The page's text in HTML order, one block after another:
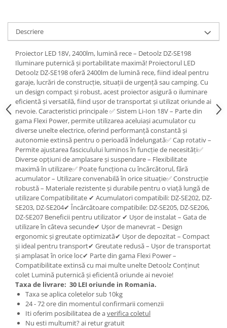
Incubatoare, oparitoare si
deplumatoare
Echipamente pentru animale
Aparate de tuns animale
Piese si accesorii aparate de tuns
animale
Tarcuri animale
Semanatori
Masini batut stalpi si accesorii
Roabe & accesorii
Casute gradina si cutii depozitare
Mobilier gradina
Corturi, Prelate si plase de
umbrire
Lopeti zapada
Zdrobitoare si teascuri
Teascuri
Zdrobitoare electrice
Zdrobitoare electrice & manuale
Zdrobitoare manuale
Masini de cusut si accesorii
Articole antidaunatori gradina
Descriere
Proiector LED 18V, 2400lm, lumină rece – Detoolz DZ-SE198
Iluminare puternică și portabilitate maximă! Proiectorul LED
Detoolz DZ-SE198 oferă 2400lm de lumină rece, fiind ideal pentru
garaje, lucrări de construcție, situații de urgență sau camping. Cu
un design compact și robust, acest proiector asigură o iluminare
eficientă și versatilă, fiind ușor de transportat și utilizat oriunde ai
nevoie. Caracteristici principale ✅ Sistem Li-Ion 18V – Parte din
gama Flexi Power, permite utilizarea aceluiași acumulator cu
diverse unelte electrice, oferind performanță constantă și
autonomie extinsă pentru o perioadă îndelungată✅ Cap rotativ –
Permite ajustarea fasciculului luminos în funcție de necesități✅
Diverse opțiuni de amplasare și suspendare – Flexibilitate
maximă în utilizare✅ Poate funcționa cu încărcătorul, fără
acumulator – Utilizare convenabilă în orice situație✅ Construcție
robustă – Materiale rezistente și durabile pentru o viață lungă de
utilizare Compatibilitate ✔ Acumulatori compatibili: DZ-SE202, DZ-
SE203, DZ-SE204✔ Încărcătoare compatibile: DZ-SE205, DZ-SE206,
DZ-SE207 Beneficii pentru utilizator ✔ Ușor de instalat – Gata de
utilizare în câteva secunde✔ Ușor de manevrat – Design
ergonomic și greutate optimizată✔ Ușor de depozitat – Compact
și ideal pentru transport✔ Greutate redusă – Ușor de transportat
și amplasat în orice loc✔ Parte din gama Flexi Power –
Compatibilitate extinsă cu mai multe unelte Detoolz Conținut
colet Lumină puternică și eficientă oriunde ai nevoie!
Taxa de livrare: 30 LEI oriunde in Romania.
Taxa se aplica coletelor sub 10kg
24 - 72 ore din momentul confirmarii comenzii
Iti oferim posibilitatea de averifica coletul
Nu esti multumit? ai retur gratuit